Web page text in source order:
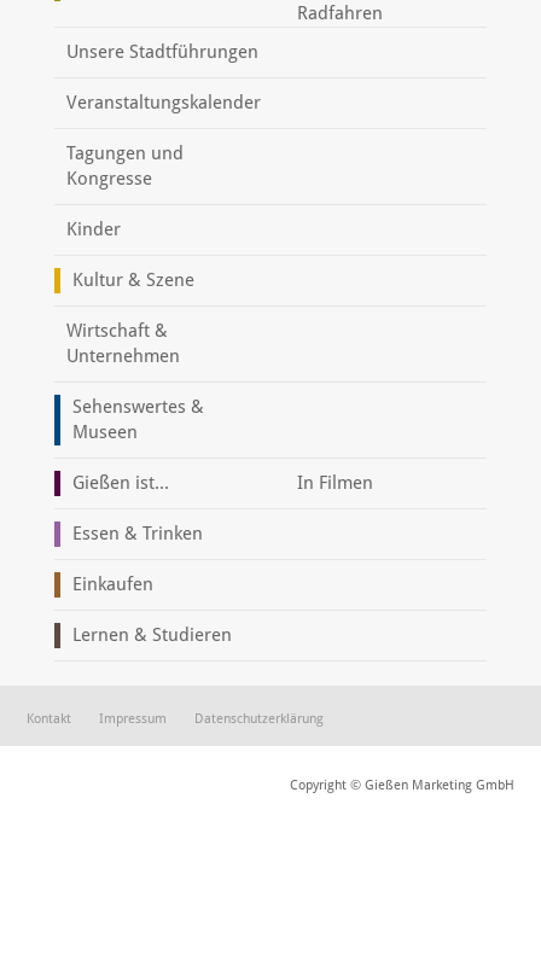
Radfahren
Unsere Stadtführungen
Veranstaltungskalender
Tagungen und
Kongresse
Kinder
Kultur & Szene
Wirtschaft &
Unternehmen
Sehenswertes &
Museen
Gießen ist... In Filmen
Essen & Trinken
Einkaufen
Lernen & Studieren
Kontakt Impressum Datenschutzerklärung
Copyright © Gießen Marketing GmbH